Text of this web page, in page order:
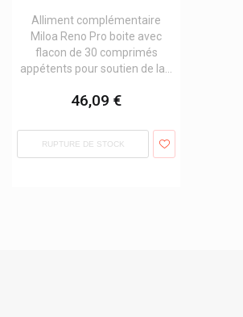
My Health Nutraceutiques Innovants
Mylan
Nailfor
Nasanita
Alliment complémentaire
Miloa Reno Pro boite avec
flacon de 30 comprimés
appétents pour soutien de la...
46,09 €
RUPTURE DE STOCK